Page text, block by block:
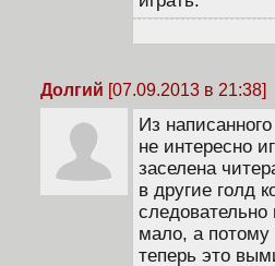
Долгий [07.09.2013 в 21:38]
Из
не интересно
заселена
в другие голд
следовательно
мало, а потому
теперь это